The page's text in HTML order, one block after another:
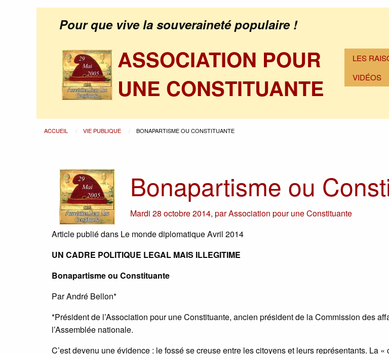
Pour que vive la souveraineté populaire !
ASSOCIATION POUR
UNE CONSTITUANTE
LES
VIDÉOS
ACCUEIL VIE PUBLIQUE BONAPARTISME OU CONSTITUANTE
Bonapartisme ou
Mardi 28 octobre 2014,parAssociation pour une Constituante
Article publié dans Le monde diplomatique Avril 2014
UN CADRE POLITIQUE LEGAL MAIS ILLEGITIME
Bonapartisme ou Constituante
Par André Bellon*
*Président de l’Association pour une Constituante, ancien président de la Commission des
l’Assemblée nationale.
C’est devenu une évidence : le fossé se creuse entre les citoyens et leurs représentants. La